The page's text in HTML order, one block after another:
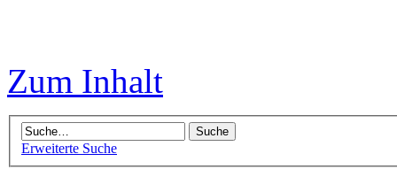
Zum Inhalt
Erweiterte Suche